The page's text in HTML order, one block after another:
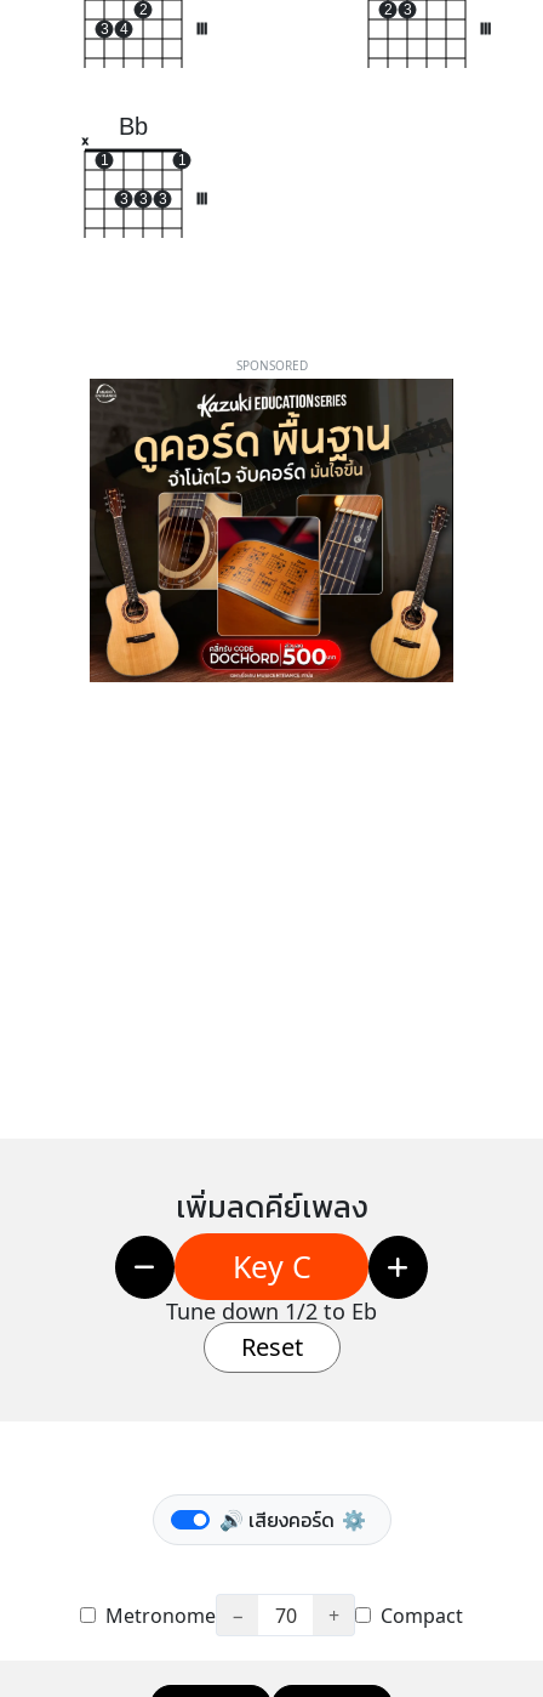
3 4
2 2 3
Bb
x
1
3 3 3
1
SPONSORED
เพิ่มลดคีย์เพลง
Key C
Tune down 1/2 to Eb
Reset
🔊 เสียงคอร์ด ⚙️
Metronome − 70 + Compact